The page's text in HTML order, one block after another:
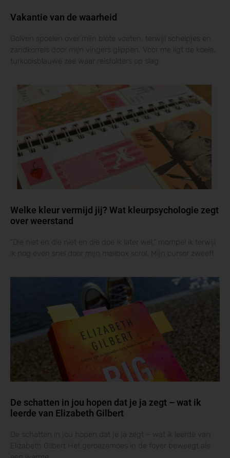
Vakantie van de waarheid
Golven spoelen over mijn blote voeten, terwijl schelpjes en
zandkorrels door mijn vingers glippen. Voor me ligt de koele,
turkooisblauwe zee waar reisfolders op slag
Welke kleur vermijd jij? Wat kleurpsychologie zegt
over weerstand
“Die niet en die niet en die doe ik later wel,” mompel ik terwijl
ik nog even snel door mijn mailbox scrol. Mijn cursor zweeft
De schatten in jou hopen dat je ja zegt – wat ik
leerde van Elizabeth Gilbert
De schatten in jou hopen dat je ja zegt – wat ik leerde van
Elizabeth Gilbert Het geroezemoes in de foyer beweegt als